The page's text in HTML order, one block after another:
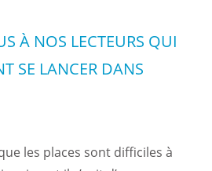
À NOS LECTEURS QUI
SE LANCER DANS
les places sont difficiles à